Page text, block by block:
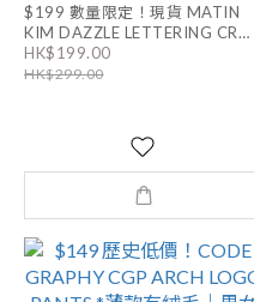
$199 數量限定！現貨 MATIN
KIM DAZZLE LETTERING CROP
TOP｜2色
HK$199.00
HK$299.00